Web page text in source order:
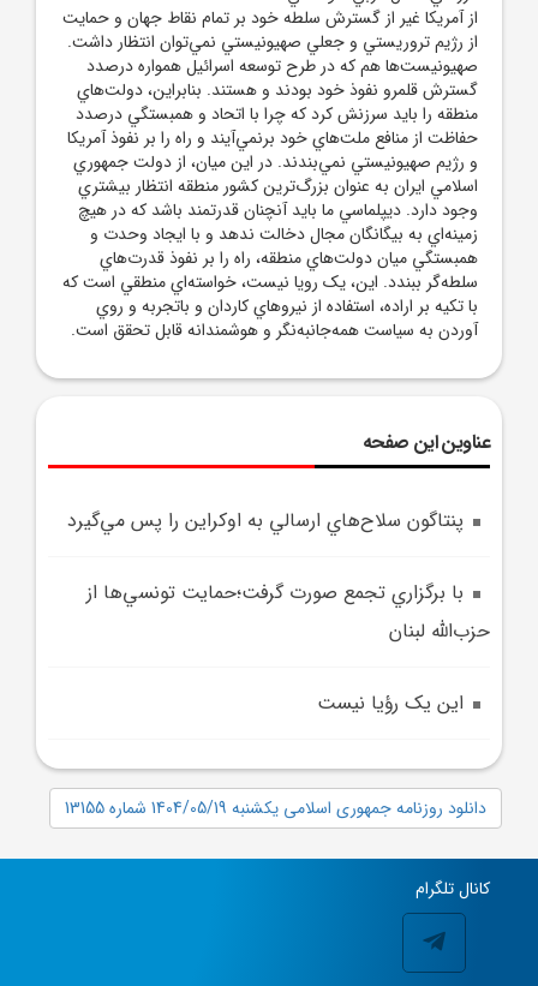
از آمريکا غير از گسترش سلطه خود بر تمام نقاط جهان و حمايت
از رژيم تروريستي و جعلي صهيونيستي نمي‌توان انتظار داشت.
صهيونيست‌ها هم که در طرح توسعه اسرائيل همواره درصدد
گسترش قلمرو نفوذ خود بودند و هستند. بنابراين، دولت‌هاي
منطقه را بايد سرزنش کرد که چرا با اتحاد و همبستگي درصدد
حفاظت از منافع ملت‌هاي خود برنمي‌آيند و راه را بر نفوذ آمريکا
و رژيم صهيونيستي نمي‌بندند. در اين ميان، از دولت جمهوري
اسلامي ايران به عنوان بزرگ‌ترين کشور منطقه انتظار بيشتري
وجود دارد. ديپلماسي ما بايد آنچنان قدرتمند باشد که در هيچ
زمينه‌اي به بيگانگان مجال دخالت ندهد و با ايجاد وحدت و
همبستگي ميان دولت‌هاي منطقه، راه را بر نفوذ قدرت‌هاي
سلطه‌گر ببندد. اين، يک رويا نيست، خواسته‌اي منطقي است که
با تکيه بر اراده، استفاده از نيروهاي کاردان و باتجربه و روي
آوردن به سياست همه‌جانبه‌نگر و هوشمندانه قابل تحقق است.
عناوین این صفحه
پنتاگون سلاح‌هاي ارسالي به اوکراين را پس مي‌گيرد
با برگزاري تجمع صورت گرفت؛حمايت تونسي‌ها از
حزب‌الله لبنان
اين يک رؤيا نيست
دانلود روزنامه جمهوری اسلامی یکشنبه 1404/05/19 شماره 13155
کانال تلگرام